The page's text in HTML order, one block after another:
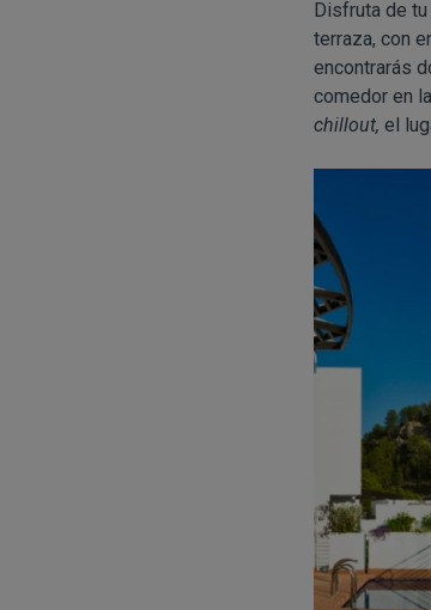
Disfruta de
terraza, con
encontrarás
comedor en
chillout, el